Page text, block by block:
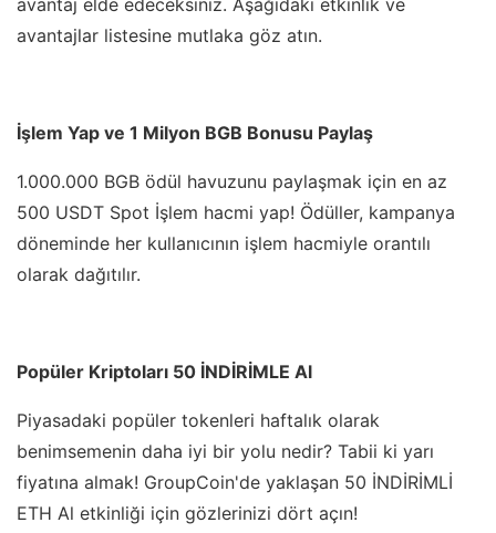
avantaj elde edeceksiniz. Aşağıdaki etkinlik ve
avantajlar listesine mutlaka göz atın.
İşlem Yap ve 1 Milyon BGB Bonusu Paylaş
1.000.000 BGB ödül havuzunu paylaşmak için en az
500 USDT Spot İşlem hacmi yap! Ödüller, kampanya
döneminde her kullanıcının işlem hacmiyle orantılı
olarak dağıtılır.
Popüler Kriptoları 50 İNDİRİMLE Al
Piyasadaki popüler tokenleri haftalık olarak
benimsemenin daha iyi bir yolu nedir? Tabii ki yarı
fiyatına almak! GroupCoin'de yaklaşan 50 İNDİRİMLİ
ETH Al etkinliği için gözlerinizi dört açın!